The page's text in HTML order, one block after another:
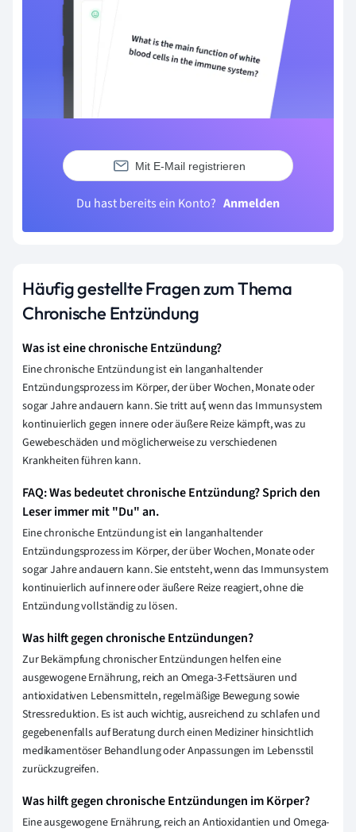
Mit E-Mail registrieren
Du hast bereits ein Konto? Anmelden
Häufig gestellte Fragen zum Thema
Chronische Entzündung
Was ist eine chronische Entzündung?
Eine chronische Entzündung ist ein langanhaltender
Entzündungsprozess im Körper, der über Wochen, Monate oder
sogar Jahre andauern kann. Sie tritt auf, wenn das Immunsystem
kontinuierlich gegen innere oder äußere Reize kämpft, was zu
Gewebeschäden und möglicherweise zu verschiedenen
Krankheiten führen kann.
FAQ: Was bedeutet chronische Entzündung? Sprich den
Leser immer mit "Du" an.
Eine chronische Entzündung ist ein langanhaltender
Entzündungsprozess im Körper, der über Wochen, Monate oder
sogar Jahre andauern kann. Sie entsteht, wenn das Immunsystem
kontinuierlich auf innere oder äußere Reize reagiert, ohne die
Entzündung vollständig zu lösen.
Was hilft gegen chronische Entzündungen?
Zur Bekämpfung chronischer Entzündungen helfen eine
ausgewogene Ernährung, reich an Omega-3-Fettsäuren und
antioxidativen Lebensmitteln, regelmäßige Bewegung sowie
Stressreduktion. Es ist auch wichtig, ausreichend zu schlafen und
gegebenenfalls auf Beratung durch einen Mediziner hinsichtlich
medikamentöser Behandlung oder Anpassungen im Lebensstil
zurückzugreifen.
Was hilft gegen chronische Entzündungen im Körper?
Eine ausgewogene Ernährung, reich an Antioxidantien und Omega-